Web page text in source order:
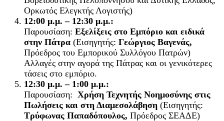
Ορκωτός Ελεγκτής Λογιστής)
12:00 μ.μ. – 12:30 μ.μ.:
Παρουσίαση: Εξελίξεις στο Εμπόριο και ειδικά
στην Πάτρα (Eισηγητής: Γεώργιος Βαγενάς,
Πρόεδρος του Εμπορικού Συλλόγου Πατρών)
Αλλαγές στην αγορά της Πάτρας και οι γενικότερες
τάσεις στο εμπόριο.
12:30 μ.μ. – 1:00 μ.μ.:
Παρουσίαση: Χρήση Τεχνητής Νοημοσύνης στις
Πωλήσεις και στη Διαμεσολάβηση (Εισηγητής:
Τρύφωνας Παπαδόπουλος, Πρόεδρος ΣΕΑΔΕ)